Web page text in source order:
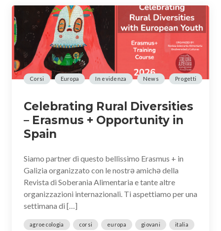
Corsi Europa In evidenza News Progetti
Celebrating Rural Diversities
– Erasmus + Opportunity in
Spain
Siamo partner di questo bellissimo Erasmus + in
Galizia organizzato con le nostrə amichə della
Revista di Soberania Alimentaria e tante altre
organizzazioni internazionali. Ti aspettiamo per una
settimana di […]
agroecologia corsi europa giovani italia